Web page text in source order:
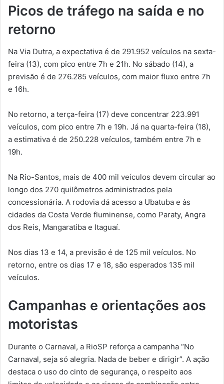
Picos de tráfego na saída e no
retorno
Na Via Dutra, a expectativa é de 291.952 veículos na sexta-
feira (13), com pico entre 7h e 21h. No sábado (14), a
previsão é de 276.285 veículos, com maior fluxo entre 7h
e 16h.
No retorno, a terça-feira (17) deve concentrar 223.991
veículos, com pico entre 7h e 19h. Já na quarta-feira (18),
a estimativa é de 250.228 veículos, também entre 7h e
19h.
Na Rio-Santos, mais de 400 mil veículos devem circular ao
longo dos 270 quilômetros administrados pela
concessionária. A rodovia dá acesso a Ubatuba e às
cidades da Costa Verde fluminense, como Paraty, Angra
dos Reis, Mangaratiba e Itaguaí.
Nos dias 13 e 14, a previsão é de 125 mil veículos. No
retorno, entre os dias 17 e 18, são esperados 135 mil
veículos.
Campanhas e orientações aos
motoristas
Durante o Carnaval, a RioSP reforça a campanha “No
Carnaval, seja só alegria. Nada de beber e dirigir”. A ação
destaca o uso do cinto de segurança, o respeito aos